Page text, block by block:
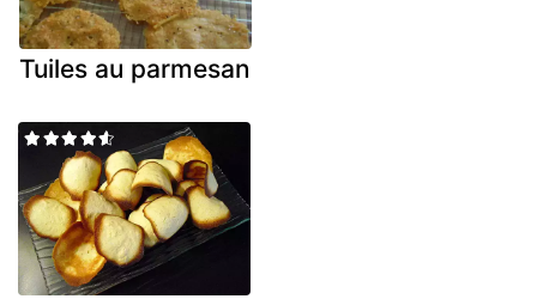
Tuiles au parmesan